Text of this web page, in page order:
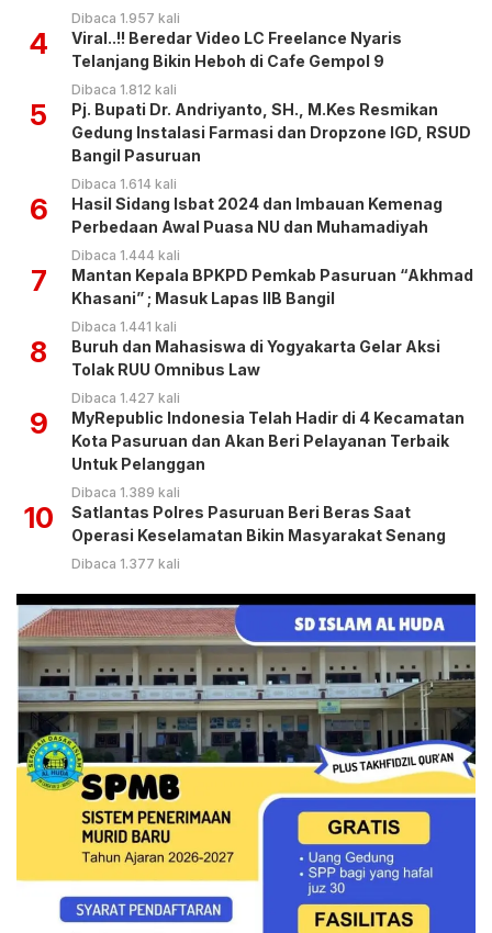
Dibaca 1.957 kali
4
Viral..!! Beredar Video LC Freelance Nyaris
Telanjang Bikin Heboh di Cafe Gempol 9
Dibaca 1.812 kali
5
Pj. Bupati Dr. Andriyanto, SH., M.Kes Resmikan
Gedung Instalasi Farmasi dan Dropzone IGD, RSUD
Bangil Pasuruan
Dibaca 1.614 kali
6
Hasil Sidang Isbat 2024 dan Imbauan Kemenag
Perbedaan Awal Puasa NU dan Muhamadiyah
Dibaca 1.444 kali
7
Mantan Kepala BPKPD Pemkab Pasuruan “Akhmad
Khasani” ; Masuk Lapas IIB Bangil
Dibaca 1.441 kali
8
Buruh dan Mahasiswa di Yogyakarta Gelar Aksi
Tolak RUU Omnibus Law
Dibaca 1.427 kali
9
MyRepublic Indonesia Telah Hadir di 4 Kecamatan
Kota Pasuruan dan Akan Beri Pelayanan Terbaik
Untuk Pelanggan
Dibaca 1.389 kali
10
Satlantas Polres Pasuruan Beri Beras Saat
Operasi Keselamatan Bikin Masyarakat Senang
Dibaca 1.377 kali